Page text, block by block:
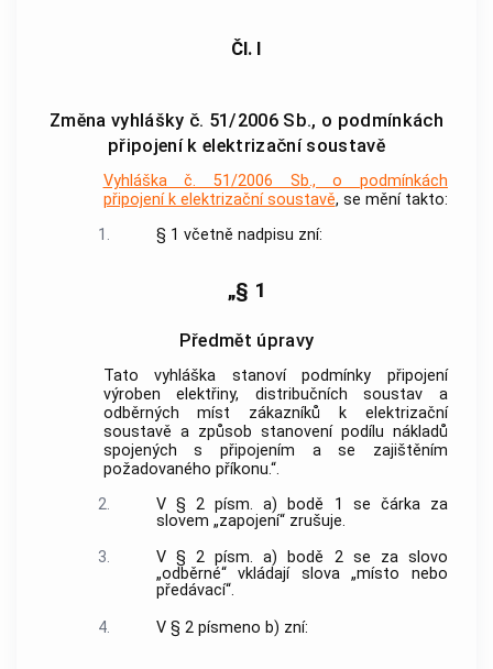
Čl. I
Změna vyhlášky č. 51/2006 Sb., o podmínkách
připojení k elektrizační soustavě
Vyhláška č. 51/2006 Sb., o podmínkách
připojení k elektrizační soustavě, se mění takto:
1.
§ 1 včetně nadpisu zní:
„§ 1
Předmět úpravy
Tato vyhláška stanoví podmínky připojení
výroben elektřiny, distribučních soustav a
odběrných míst zákazníků k elektrizační
soustavě a způsob stanovení podílu nákladů
spojených s připojením a se zajištěním
požadovaného příkonu.“.
2.
V § 2 písm. a) bodě 1 se čárka za
slovem „zapojení“ zrušuje.
3.
V § 2 písm. a) bodě 2 se za slovo
„odběrné“ vkládají slova „místo nebo
předávací“.
4.
V § 2 písmeno b) zní: